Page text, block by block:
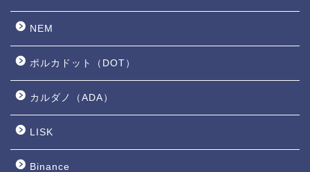
NEM
ポルカドット（DOT）
カルダノ（ADA）
LISK
Binance